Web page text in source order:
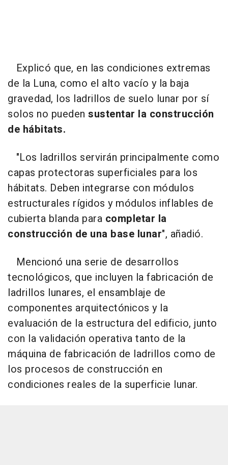
Explicó que, en las condiciones extremas
de la Luna, como el alto vacío y la baja
gravedad, los ladrillos de suelo lunar por sí
solos no pueden sustentar la construcción
de hábitats.
"Los ladrillos servirán principalmente como
capas protectoras superficiales para los
hábitats. Deben integrarse con módulos
estructurales rígidos y módulos inflables de
cubierta blanda para completar la
construcción de una base lunar", añadió.
Mencionó una serie de desarrollos
tecnológicos, que incluyen la fabricación de
ladrillos lunares, el ensamblaje de
componentes arquitectónicos y la
evaluación de la estructura del edificio, junto
con la validación operativa tanto de la
máquina de fabricación de ladrillos como de
los procesos de construcción en
condiciones reales de la superficie lunar.